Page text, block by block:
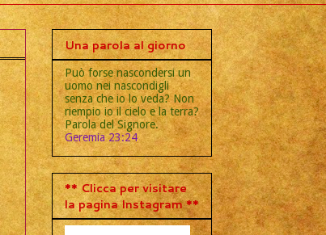
Una parola al giorno
Può forse nascondersi un
uomo nei nascondigli
senza che io lo veda? Non
riempio io il cielo e la terra?
Parola del Signore.
Geremia 23:24
** Clicca per visitare
la pagina Instagram **